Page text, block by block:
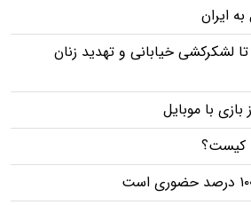
ایران
لشکرکشی خیابانی و تهدید زنان
با موبایل
کیست؟